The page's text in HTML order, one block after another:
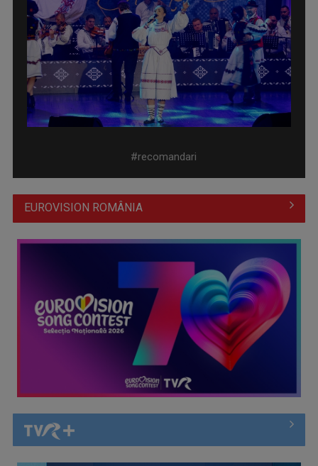
Prima câştigătoare a trofeului „Vedeta populară” şi-a
aniversat la TVR ...
Întâlnire cu jazz-ul autohton, la TVR Cultural: „Contemporan
în România”, un ...
#recomandari
EUROVISION ROMÂNIA